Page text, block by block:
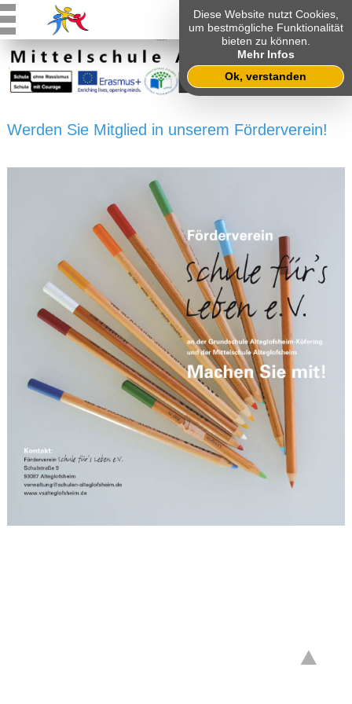
Werden Sie Mitglied in unserem Förderverein!
Diese Website nutzt Cookies,
um bestmögliche Funktionalität
bieten zu können.
Mehr Infos
Ok, verstanden